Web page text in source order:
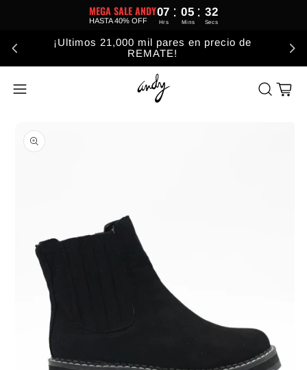
MEGA SALE ANDY
HASTA 40% OFF
07 : 05 : 32
Hrs Mins Secs
¡Ultimos 21,000 mil pares en precio de
REMATE!
Carrito